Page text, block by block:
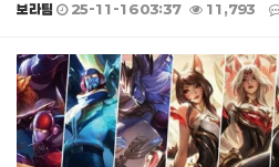
보라팀 25-11-16 03:37 11,793
본문